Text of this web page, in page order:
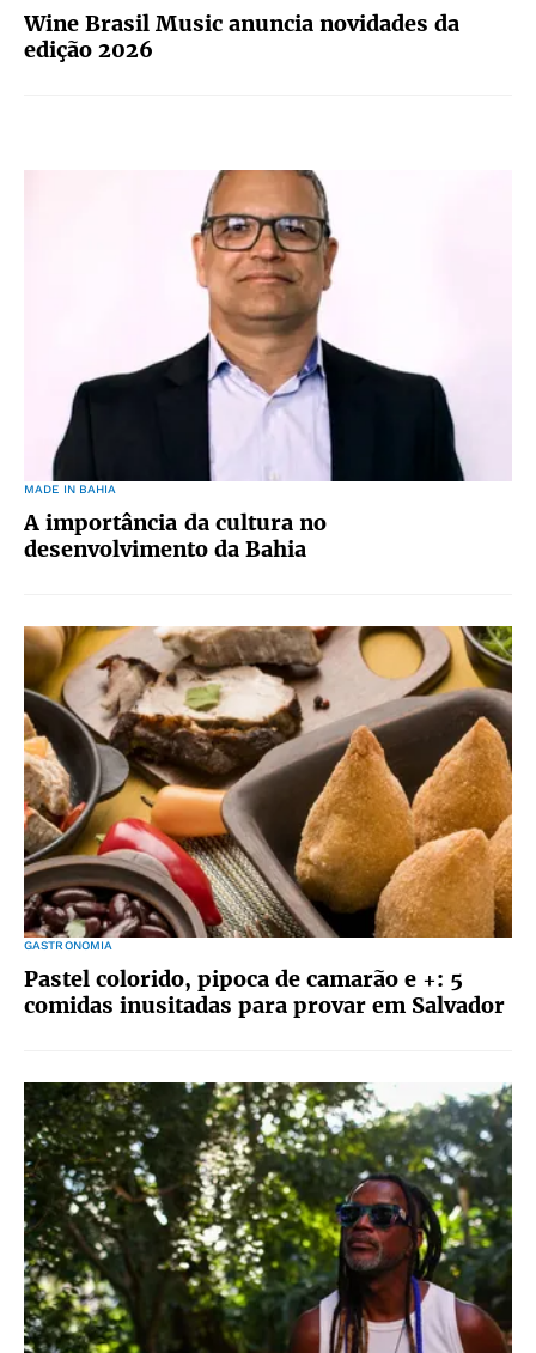
Wine Brasil Music anuncia novidades da
edição 2026
MADE IN BAHIA
A importância da cultura no
desenvolvimento da Bahia
GASTRONOMIA
Pastel colorido, pipoca de camarão e +: 5
comidas inusitadas para provar em Salvador